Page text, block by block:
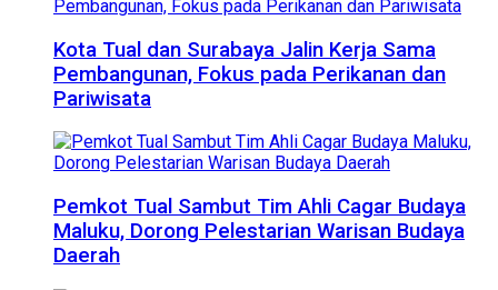
Kota Tual dan Surabaya Jalin Kerja Sama
Pembangunan, Fokus pada Perikanan dan
Pariwisata
Pemkot Tual Sambut Tim Ahli Cagar Budaya
Maluku, Dorong Pelestarian Warisan Budaya
Daerah